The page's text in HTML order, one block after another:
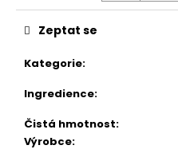
cena:
Kategorie:
Ingredience:
Čistá hmotnost:
Výrobce:
Zeptat se
e
m
e
ČERNÝ
AZORSKÝ
ČAJ